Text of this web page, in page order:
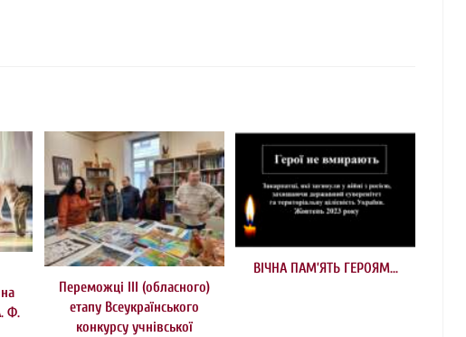
Ф.
Переможці ІІІ (обласного)
етапу Всеукраїнського
конкурсу учнівської
ВІЧНА ПАМ’ЯТЬ ГЕРОЯМ…